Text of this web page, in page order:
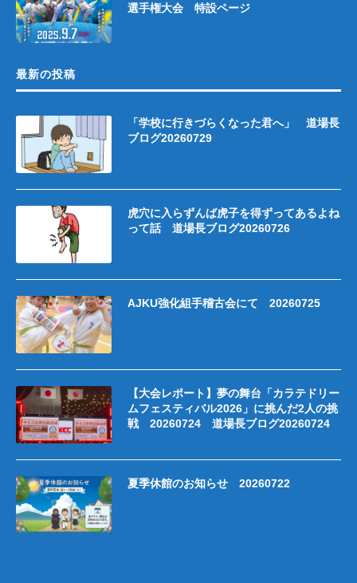
選手権大会 特設ページ
最新の投稿
「学校に行きづらくなった君へ」 道場長
ブログ20260729
虎穴に入らずんば虎子を得ずってあるよね
って話 道場長ブログ20260726
AJKU強化組手稽古会にて 20260725
【大会レポート】夢の舞台「カラテドリー
ムフェスティバル2026」に挑んだ2人の挑
戦 20260724 道場長ブログ20260724
夏季休館のお知らせ 20260722